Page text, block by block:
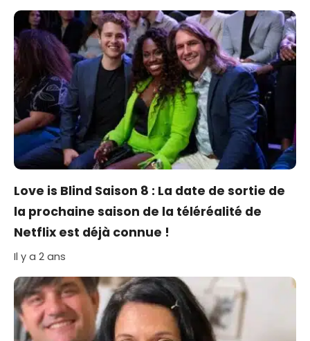
Love is Blind Saison 8 : La date de sortie de
la prochaine saison de la téléréalité de
Netflix est déjà connue !
Il y a 2 ans